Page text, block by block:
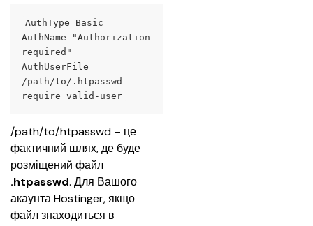
AuthType Basic
AuthName "Authorization
required"
AuthUserFile
/path/to/.htpasswd
require valid-user
/path/to/.htpasswd – це
фактичний шлях, де буде
розміщений файл
.htpasswd. Для Вашого
акаунта Hostinger, якщо
файл знаходиться в